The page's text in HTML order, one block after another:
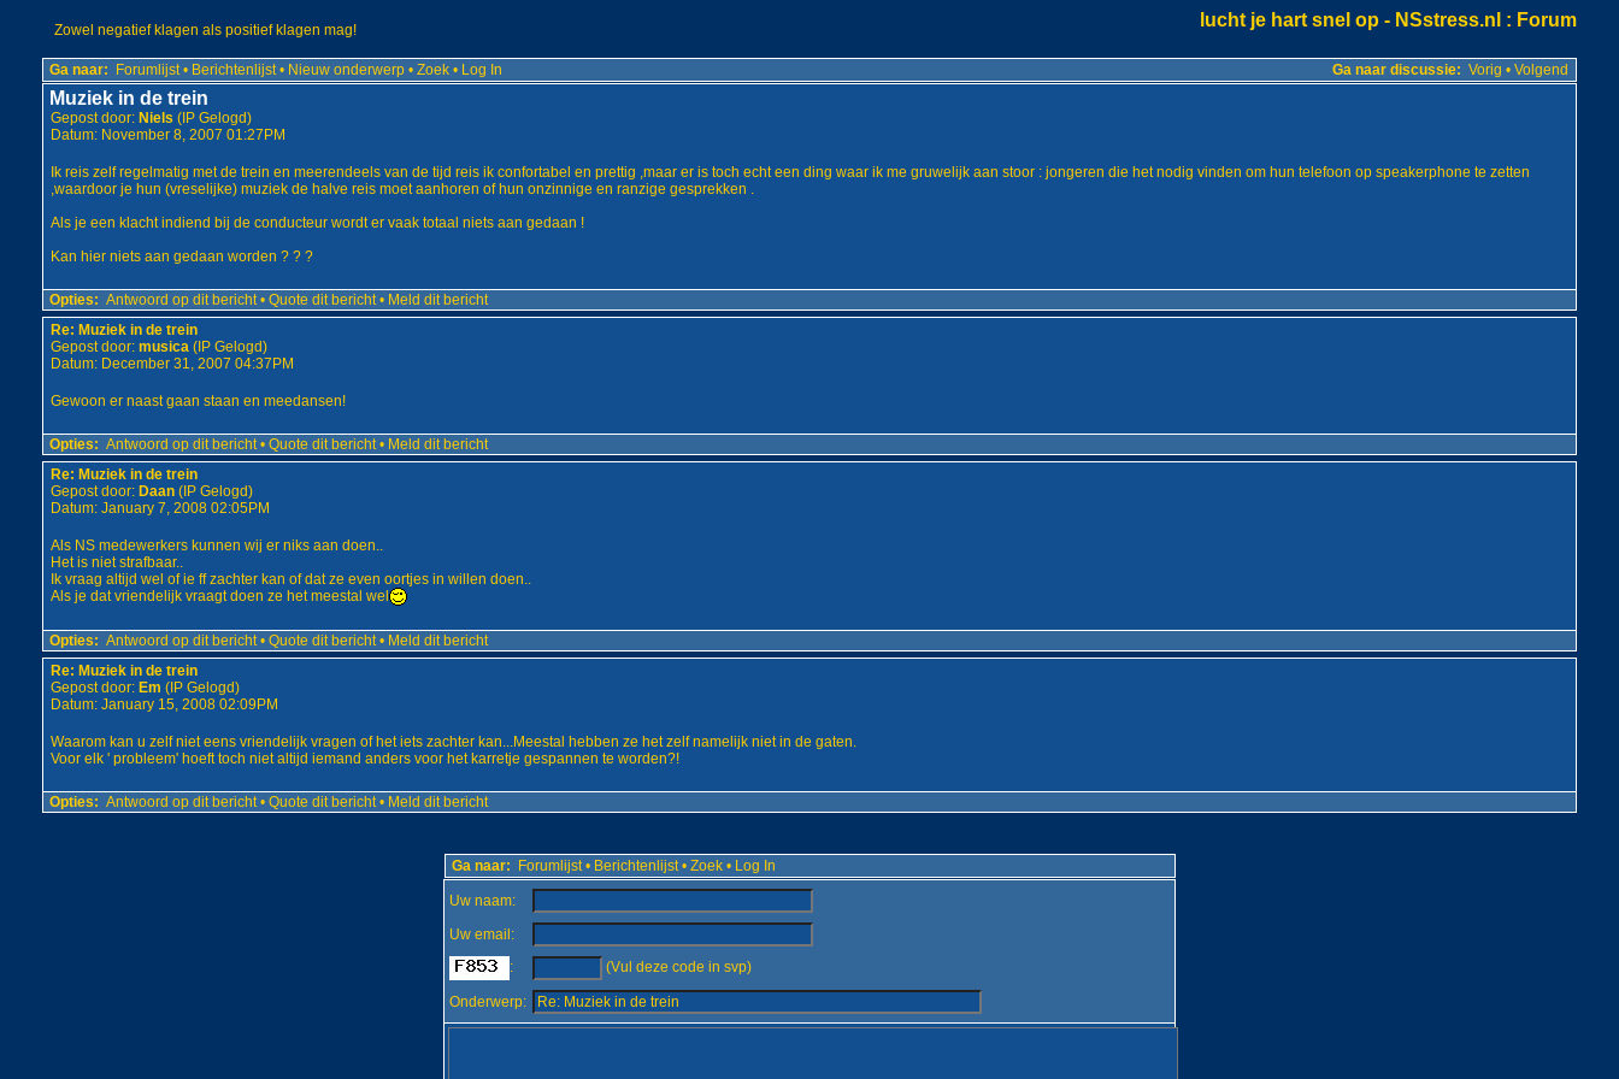
lucht je hart snel op - NSstress.nl : Forum
Zowel negatief klagen als positief klagen mag!
Ga naar discussie: Vorig • Volgend
Ga naar: Forumlijst • Berichtenlijst • Nieuw onderwerp • Zoek • Log In
Muziek in de trein
Gepost door: Niels (IP Gelogd)
Datum: November 8, 2007 01:27PM
Ik reis zelf regelmatig met de trein en meerendeels van de tijd reis ik confortabel en prettig ,maar er is toch echt een ding waar ik me gruwelijk aan stoor : jongeren die het nodig vinden om hun telefoon op speakerphone te zetten
,waardoor je hun (vreselijke) muziek de halve reis moet aanhoren of hun onzinnige en ranzige gesprekken .
Als je een klacht indiend bij de conducteur wordt er vaak totaal niets aan gedaan !
Kan hier niets aan gedaan worden ? ? ?
Opties: Antwoord op dit bericht • Quote dit bericht • Meld dit bericht
Re: Muziek in de trein
Gepost door: musica(IP Gelogd)
Datum: December 31, 2007 04:37PM
Gewoon er naast gaan staan en meedansen!
Opties: Antwoord op dit bericht • Quote dit bericht • Meld dit bericht
Re: Muziek in de trein
Gepost door: Daan(IP Gelogd)
Datum: January 7, 2008 02:05PM
Als NS medewerkers kunnen wij er niks aan doen..
Het is niet strafbaar..
Ik vraag altijd wel of ie ff zachter kan of dat ze even oortjes in willen doen..
Als je dat vriendelijk vraagt doen ze het meestal wel
Opties: Antwoord op dit bericht • Quote dit bericht • Meld dit bericht
Re: Muziek in de trein
Gepost door: Em (IP Gelogd)
Datum: January 15, 2008 02:09PM
Waarom kan u zelf niet eens vriendelijk vragen of het iets zachter kan...Meestal hebben ze het zelf namelijk niet in de gaten.
Voor elk ' probleem' hoeft toch niet altijd iemand anders voor het karretje gespannen te worden?!
Opties: Antwoord op dit bericht • Quote dit bericht • Meld dit bericht
Ga naar: Forumlijst • Berichtenlijst • Zoek • Log In
Uw naam:
Uw email:
:
(Vul deze code in svp)
Onderwerp: